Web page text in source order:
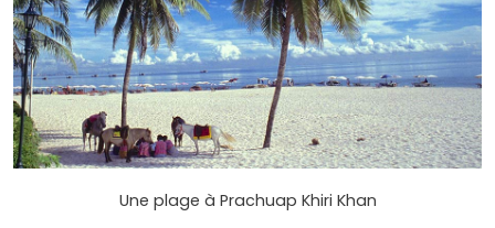
Une plage à Prachuap Khiri Khan